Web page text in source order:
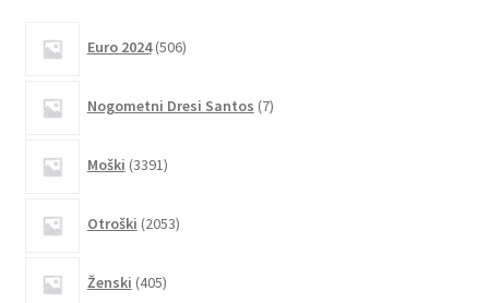
Euro 2024 506izdelkov
Nogometni Dresi Santos 7izdelkov
Moški 3391izdelkov
Otroški 2053izdelkov
Ženski 405izdelkov